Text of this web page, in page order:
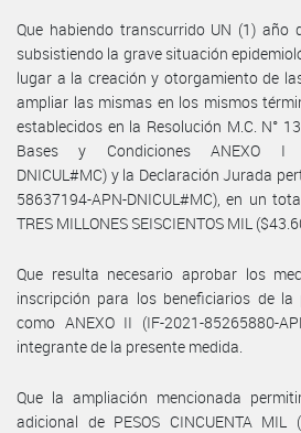
Que habiendo transcurrido UN (1) año
subsistiendo la grave situación
lugar a la creación y otorgamiento de
ampliar las mismas en los mismos
establecidos en la Resolución M.C. N°
Bases y Condiciones ANEXO I
DNICUL#MC) y la Declaración Jurada
58637194-APN-DNICUL#MC), en un
TRES MILLONES SEISCIENTOS MIL
Que resulta necesario aprobar los
inscripción para los beneficiarios de la
como ANEXO II (IF-2021-85265880-
integrante de la presente medida.
Que la ampliación mencionada
adicional de PESOS CINCUENTA MIL